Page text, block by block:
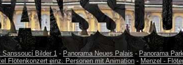
Sanssouci Bilder 1 - Panorama Neues Palais -Panorama
Flötenkonzert einz. Personen mit Animation - Menzel -